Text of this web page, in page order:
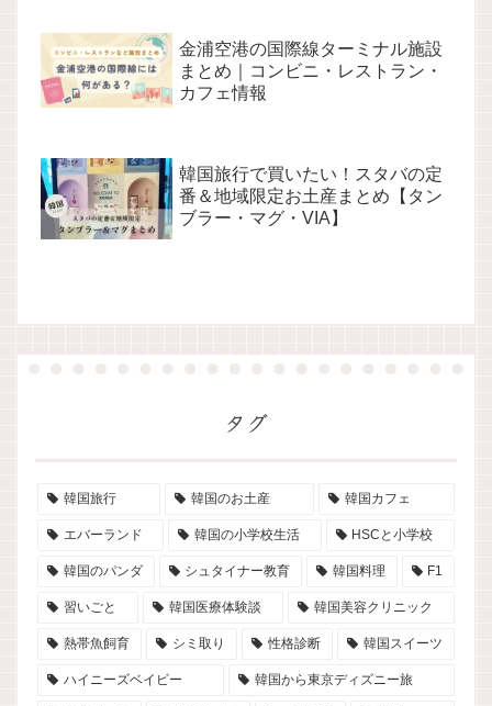
金浦空港の国際線ターミナル施設
まとめ｜コンビニ・レストラン・
カフェ情報
韓国旅行で買いたい！スタバの定
番＆地域限定お土産まとめ【タン
ブラー・マグ・VIA】
タグ
韓国旅行 韓国のお土産 韓国カフェ
エバーランド 韓国の小学校生活 HSCと小学校
韓国のパンダ シュタイナー教育 韓国料理 F1
習いごと 韓国医療体験談 韓国美容クリニック
熱帯魚飼育 シミ取り 性格診断 韓国スイーツ
ハイニーズベイビー 韓国から東京ディズニー旅